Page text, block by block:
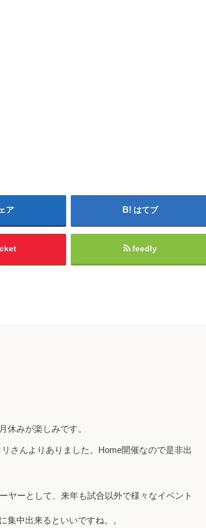
ア はてブ
feedly
休みが楽しみです。
さんよりありました。Home開催なので是非出
ヤーとして、来年も試合以外で様々なイベント
集中出来るといいですね。。